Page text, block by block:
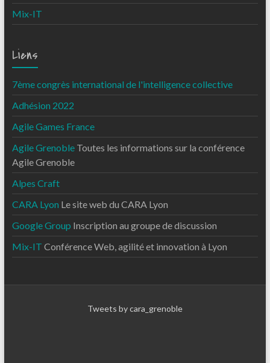
Mix-IT
Liens
7ème congrès international de l'intelligence collective
Adhésion 2022
Agile Games France
Agile GrenobleToutes les informations sur la conférence
Agile Grenoble
Alpes Craft
CARA Lyon Le site web du CARA Lyon
Google Group Inscription au groupe de discussion
Mix-IT Conférence Web, agilité et innovation à Lyon
Tweets by cara_grenoble